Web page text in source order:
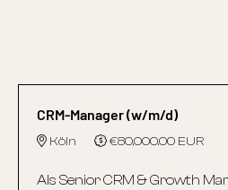
CRM-Manager (w/m/d)
Köln €80,000.00 EUR
Als Senior CRM & Growth